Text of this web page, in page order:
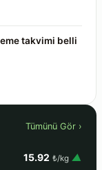
takvimi belli
Tümünü Gör ›
15.92 ₺/kg ▲